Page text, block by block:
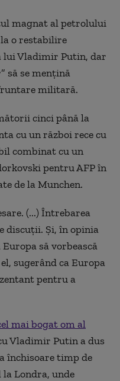
magnat al petrolului
o restabilire
lui Vladimir Putin, dar
să se menţină
militară.
cinci până la
cu un război rece cu
combinat cu un
pentru AFP în
de la Munchen.
(...) Întrebarea
discuţii. Şi, în opinia
să vorbească
sugerând ca Europa
pentru a
mai bogat om al
Vladimir Putin a dus
închisoare timp de
la Londra, unde